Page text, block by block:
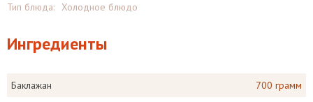
Тип блюда: Холодное блюдо
Ингредиенты
Баклажан
700 грамм